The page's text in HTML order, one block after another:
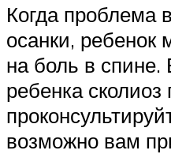
Когда проблема
осанки, ребенок
на боль в спине.
ребенка сколиоз
возможно вам